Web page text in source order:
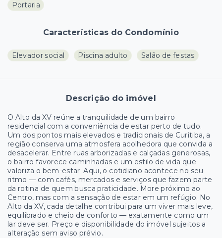
Portaria
Características do Condomínio
Elevador social Piscina adulto Salão de festas
Descrição do imóvel
O Alto da XV reúne a tranquilidade de um bairro
residencial com a conveniência de estar perto de tudo.
Um dos pontos mais elevados e tradicionais de Curitiba, a
região conserva uma atmosfera acolhedora que convida a
desacelerar. Entre ruas arborizadas e calçadas generosas,
o bairro favorece caminhadas e um estilo de vida que
valoriza o bem-estar. Aqui, o cotidiano acontece no seu
ritmo — com cafés, mercados e serviços que fazem parte
da rotina de quem busca praticidade. More próximo ao
Centro, mas com a sensação de estar em um refúgio. No
Alto da XV, cada detalhe contribui para um viver mais leve,
equilibrado e cheio de conforto — exatamente como um
lar deve ser. Preço e disponibilidade do imóvel sujeitos a
alteração sem aviso prévio.